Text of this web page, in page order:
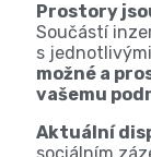
Prostory
Součástí
s
možné a
vašemu
Aktuální